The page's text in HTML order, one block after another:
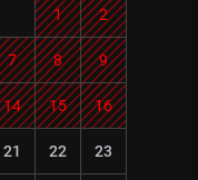
1 2
7 8 9
14 15 16
21 22 23